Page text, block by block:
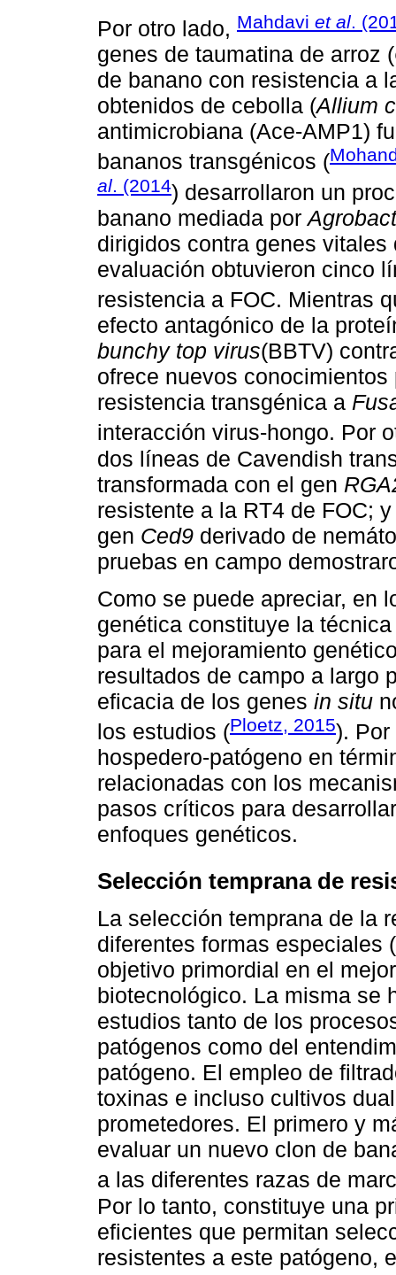
Por otro lado, Mahdavi et al.
genes de taumatina de arroz (
de banano con resistencia a
obtenidos de cebolla (Allium
antimicrobiana (Ace-AMP1)
bananos transgénicos (
al. (2014) desarrollaron un
banano mediada por
dirigidos contra genes
evaluación obtuvieron cinco
resistencia a FOC. Mientras
efecto antagónico de la
bunchy top virus(BBTV)
ofrece nuevos
resistencia transgénica a
interacción virus-hongo. Por
dos líneas de Cavendish
transformada con el gen
resistente a la RT4 de FOC;
gen Ced9 derivado de
pruebas en campo
Como se puede apreciar, en
genética constituye la
para el mejoramiento
resultados de campo a largo
eficacia de los genes in situ
los estudios (Ploetz, 2015).
hospedero-patógeno en
relacionadas con los
pasos críticos para
enfoques genéticos.
Selección temprana de
La selección temprana de la
diferentes formas especiales
objetivo primordial en el
biotecnológico. La misma se
estudios tanto de los
patógenos como del
patógeno. El empleo de
toxinas e incluso cultivos
prometedores. El primero y
evaluar un nuevo clon de
a las diferentes razas de
Por lo tanto, constituye una
eficientes que permitan
resistentes a este patógeno,